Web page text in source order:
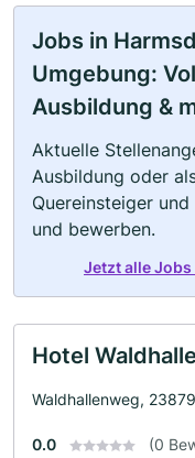
Jobs in
Umgebung:
Ausbildung &
Aktuelle
Ausbildung oder
Quereinsteiger
und bewerben.
Jetzt alle
Hotel
Waldhallenweg,
0.0 (0